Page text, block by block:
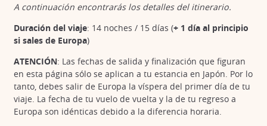
A continuación encontrarás los detalles del itinerario.
Duración del viaje: 14 noches / 15 días (+ 1 día al principio
si sales de Europa)
ATENCIÓN: Las fechas de salida y finalización que figuran
en esta página sólo se aplican a tu estancia en Japón. Por lo
tanto, debes salir de Europa la víspera del primer día de tu
viaje. La fecha de tu vuelo de vuelta y la de tu regreso a
Europa son idénticas debido a la diferencia horaria.